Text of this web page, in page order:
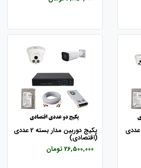
دوربین مداربسته 4 عددی پکیج دوربین مدار بسته 2 عددی
(اقتصادی)
26,500,000 تومان